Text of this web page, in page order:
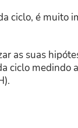
ciclo, é muito
as suas
ciclo medindo